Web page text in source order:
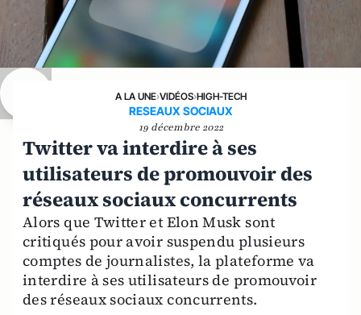
A LA UNE›VIDÉOS›HIGH-TECH
RESEAUX SOCIAUX
19 décembre 2022
Twitter va interdire à ses
utilisateurs de promouvoir des
réseaux sociaux concurrents
Alors que Twitter et Elon Musk sont
critiqués pour avoir suspendu plusieurs
comptes de journalistes, la plateforme va
interdire à ses utilisateurs de promouvoir
des réseaux sociaux concurrents.